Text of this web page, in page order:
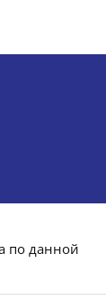
по данной